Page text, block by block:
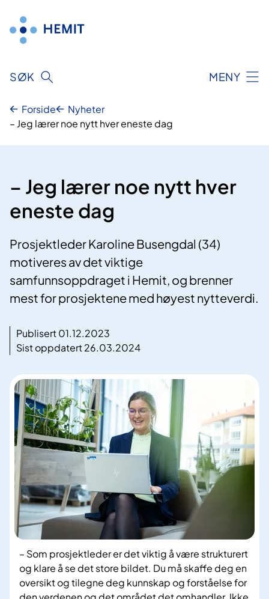
innhold
SØK MENY
Forside
Nyheter
– Jeg lærer noe nytt hver eneste dag
– Jeg lærer noe nytt hver
eneste dag
Prosjektleder Karoline Busengdal (34)
motiveres av det viktige
samfunnsoppdraget i Hemit, og brenner
mest for prosjektene med høyest nytteverdi.
Publisert 01.12.2023
Sist oppdatert 26.03.2024
– Som prosjektleder er det viktig å være strukturert
og klare å se det store bildet. Du må skaffe deg en
oversikt og tilegne deg kunnskap og forståelse for